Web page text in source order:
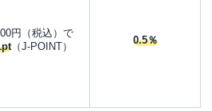
円（税込）で
（J-POINT）
0.5％